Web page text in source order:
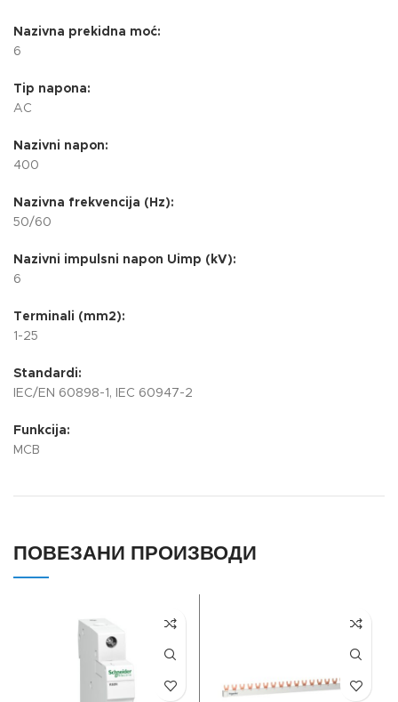
Nazivna prekidna moć:
6
Tip napona:
AC
Nazivni napon:
400
Nazivna frekvencija (Hz):
50/60
Nazivni impulsni napon Uimp (kV):
6
Terminali (mm2):
1-25
Standardi:
IEC/EN 60898-1, IEC 60947-2
Funkcija:
MCB
ПОВЕЗАНИ ПРОИЗВОДИ